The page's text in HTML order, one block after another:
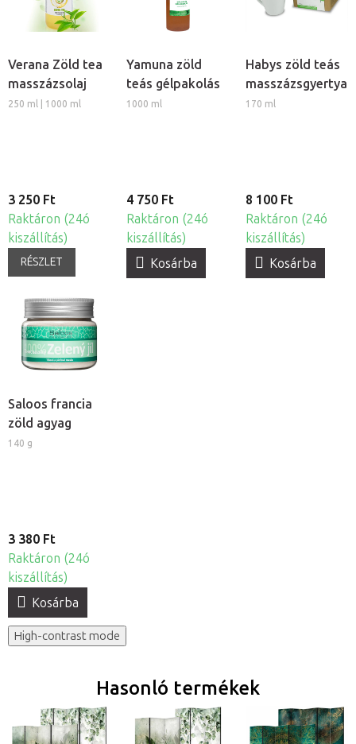
Verana Zöld tea
masszázsolaj
250 ml | 1000 ml
3 250 Ft
Raktáron (24ó
kiszállítás)
RÉSZLET
Yamuna zöld
teás gélpakolás
1000 ml
4 750 Ft
Raktáron (24ó
kiszállítás)
Kosárba
Habys zöld teás
masszázsgyertya
170 ml
8 100 Ft
Raktáron (24ó
kiszállítás)
Kosárba
Saloos francia
zöld agyag
140 g
3 380 Ft
Raktáron (24ó
kiszállítás)
Kosárba
High-contrast mode
Hasonló termékek